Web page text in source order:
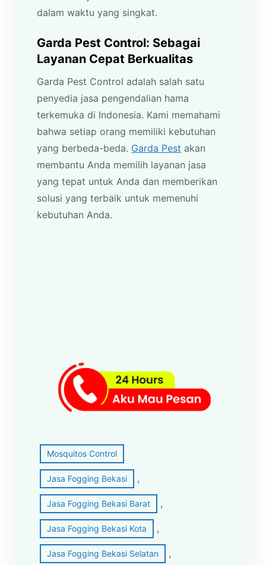
dalam waktu yang singkat.
Garda Pest Control: Sebagai
Layanan Cepat Berkualitas
Garda Pest Control adalah salah satu
penyedia jasa pengendalian hama
terkemuka di Indonesia. Kami memahami
bahwa setiap orang memiliki kebutuhan
yang berbeda-beda. Garda Pest akan
membantu Anda memilih layanan jasa
yang tepat untuk Anda dan memberikan
solusi yang terbaik untuk memenuhi
kebutuhan Anda.
Mosquitos Control
Jasa Fogging Bekasi ,
Jasa Fogging Bekasi Barat ,
Jasa Fogging Bekasi Kota ,
Jasa Fogging Bekasi Selatan ,